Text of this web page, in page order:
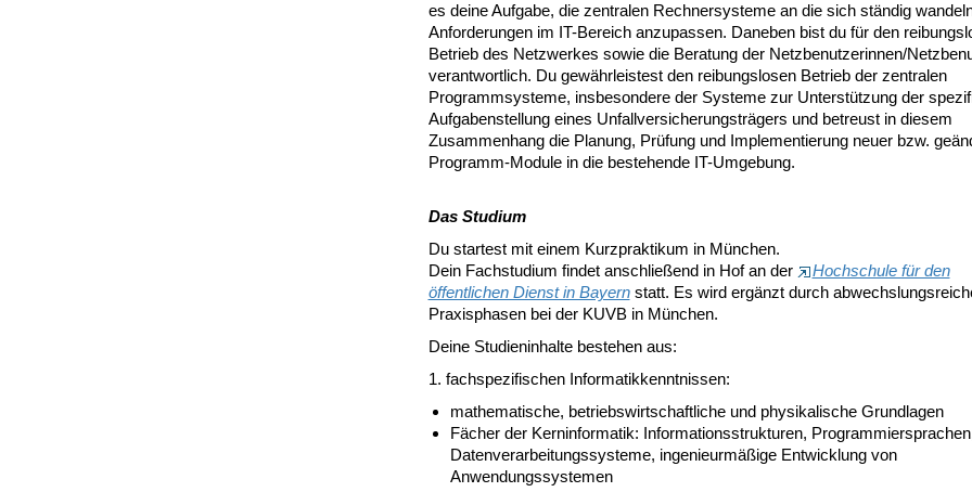
es deine Aufgabe, die zentralen Rechnersysteme an die sich ständig
Anforderungen im IT-Bereich anzupassen. Daneben bist du für den
Betrieb des Netzwerkes sowie die Beratung der Netzbenutzerinnen/
verantwortlich. Du gewährleistest den reibungslosen Betrieb der zentralen
Programmsysteme, insbesondere der Systeme zur Unterstützung der
Aufgabenstellung eines Unfallversicherungsträgers und betreust in diesem
Zusammenhang die Planung, Prüfung und Implementierung neuer bzw.
Programm-Module in die bestehende IT-Umgebung.
Das Studium
Du startest mit einem Kurzpraktikum in München.
Dein Fachstudium findet anschließend in Hof an der
Hochschule für den
öffentlichen Dienst in Bayernstatt. Es wird ergänzt durch
Praxisphasen bei der KUVB in München.
Deine Studieninhalte bestehen aus:
1. fachspezifischen Informatikkenntnissen:
mathematische, betriebswirtschaftliche und physikalische Grundlagen
Fächer der Kerninformatik: Informationsstrukturen,
Datenverarbeitungssysteme, ingenieurmäßige Entwicklung von
Anwendungssystemen